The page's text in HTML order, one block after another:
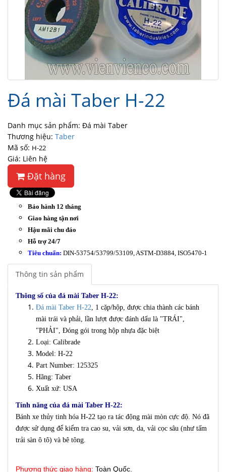
Đá mài Taber H-22
Danh mục sản phẩm: Đá mài Taber
Thương hiệu: Taber
Mã số: H-22
Giá: Liên hệ
Đặt hàng
Bảo hành 12 tháng
Giao hàng tận nơi
Hậu mãi chu đáo
Hỗ trợ 24/7
Tiêu chuẩn: DIN-53754/53799/53109, ASTM-D3884, ISO5470-1
Thông tin sản phẩm
Thông số của đá mài Taber H-22:
Đá mài Taber H-22, 1 cặp/hộp, được chia thành các bánh
mài trái và phải, lần lượt được đánh dấu là "TRÁI",
"PHẢI", Đóng gói trong hộp nhựa đặc biệt
Loại: Calibrade
Model: H-22
Part Number: 125325
Hãng: Taber
Xuất xứ: USA
Tính năng của đá mài Taber H-22:
Bánh xe thủy tinh hóa H-22 tạo ra tác động mài mòn cực độ. Nó đã
được sử dụng để kiểm tra cao su, vải sơn, da, vải cọc sâu (như tấm
trải sàn ô tô) và bê tông.
Phương thức giao hàng: Toàn Quốc.